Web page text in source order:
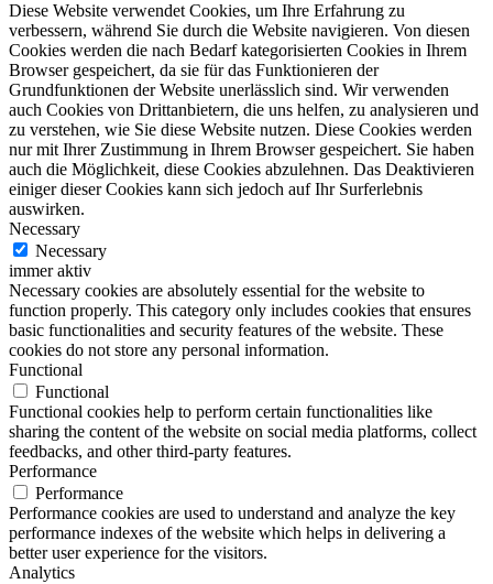
Diese Website verwendet Cookies, um Ihre Erfahrung zu
verbessern, während Sie durch die Website navigieren. Von diesen
Cookies werden die nach Bedarf kategorisierten Cookies in Ihrem
Browser gespeichert, da sie für das Funktionieren der
Grundfunktionen der Website unerlässlich sind. Wir verwenden
auch Cookies von Drittanbietern, die uns helfen, zu analysieren und
zu verstehen, wie Sie diese Website nutzen. Diese Cookies werden
nur mit Ihrer Zustimmung in Ihrem Browser gespeichert. Sie haben
auch die Möglichkeit, diese Cookies abzulehnen. Das Deaktivieren
einiger dieser Cookies kann sich jedoch auf Ihr Surferlebnis
auswirken.
Necessary
Necessary
immer aktiv
Necessary cookies are absolutely essential for the website to
function properly. This category only includes cookies that ensures
basic functionalities and security features of the website. These
cookies do not store any personal information.
Functional
Functional
Functional cookies help to perform certain functionalities like
sharing the content of the website on social media platforms, collect
feedbacks, and other third-party features.
Performance
Performance
Performance cookies are used to understand and analyze the key
performance indexes of the website which helps in delivering a
better user experience for the visitors.
Analytics